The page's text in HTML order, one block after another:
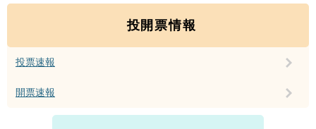
投開票情報
投票速報
開票速報